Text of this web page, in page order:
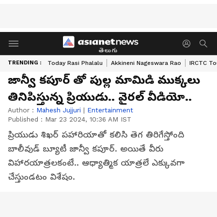
తెలుగు
TRENDING : Today Rasi Phalalu Akkineni Nageswara Rao IRCTC
జాన్వీ కపూర్ తో పుల్ల మామిడి ముక్కలు
తినిపిస్తున్న ప్రియుడు.. వైరల్ వీడియో..
Author : Mahesh Jujjuri | Entertainment
Published : Mar 23 2024, 10:36 AM IST
ప్రియుడు శిఖర్ పహారియాతో కలిసి తెగ తిరిగేస్తోంది
బాలీవుడ్ బ్యూటీ జాన్వీ కపూర్. అయితే వీరు
విహారయాత్రలకంటే.. ఆధ్యాత్మిక యాత్రలే ఎక్కువగా
చేస్తుండటం విశేషం.